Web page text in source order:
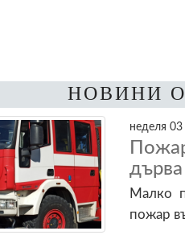
НОВИНИ
неделя
дърва
Малко
пожар